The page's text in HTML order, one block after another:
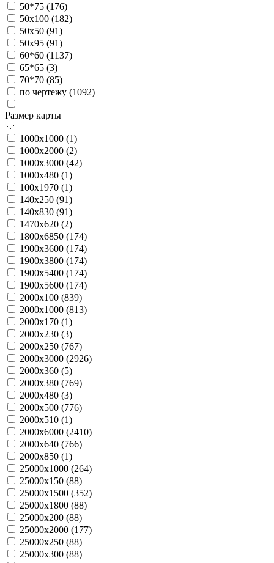
50*75 (176)
50х100 (182)
50х50 (91)
50х95 (91)
60*60 (1137)
65*65 (3)
70*70 (85)
по чертежу (1092)
Размер карты
1000х1000 (1)
1000х2000 (2)
1000х3000 (42)
1000х480 (1)
100х1970 (1)
140х250 (91)
140х830 (91)
1470х620 (2)
1800х6850 (174)
1900х3600 (174)
1900х3800 (174)
1900х5400 (174)
1900х5600 (174)
2000х100 (839)
2000х1000 (813)
2000х170 (1)
2000х230 (3)
2000х250 (767)
2000х3000 (2926)
2000х360 (5)
2000х380 (769)
2000х480 (3)
2000х500 (776)
2000х510 (1)
2000х6000 (2410)
2000х640 (766)
2000х850 (1)
25000х1000 (264)
25000х150 (88)
25000х1500 (352)
25000х1800 (88)
25000х200 (88)
25000х2000 (177)
25000х250 (88)
25000х300 (88)